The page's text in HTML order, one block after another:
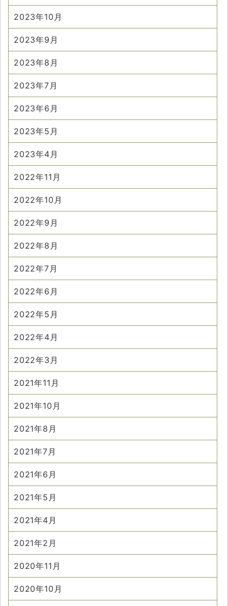
2023年10月
2023年9月
2023年8月
2023年7月
2023年6月
2023年5月
2023年4月
2022年11月
2022年10月
2022年9月
2022年8月
2022年7月
2022年6月
2022年5月
2022年4月
2022年3月
2021年11月
2021年10月
2021年8月
2021年7月
2021年6月
2021年5月
2021年4月
2021年2月
2020年11月
2020年10月